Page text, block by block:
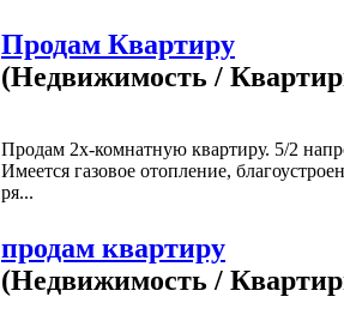
Продам Квартиру
(Недвижимость /
Продам 2х-комнатную квартиру. 5/2
Имеется газовое отопление,
ря...
продам квартиру
(Недвижимость /